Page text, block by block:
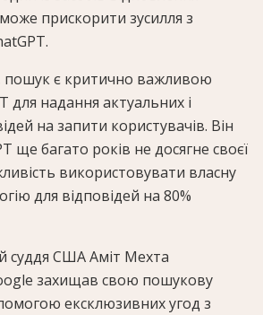
прискорити зусилля з
пошук є критично важливою
для надання актуальних і
на запити користувачів. Він
ще багато років не досягне своєї
використовувати власну
для відповідей на 80%
суддя США Аміт Мехта
захищав свою пошукову
ексклюзивних угод з